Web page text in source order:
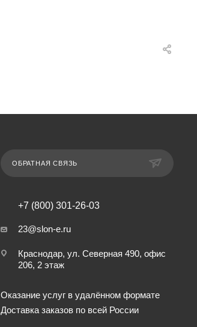
ОБРАТНАЯ СВЯЗЬ
+7 (800) 301-26-03
23@slon-e.ru
Краснодар, ул. Северная 490, офис
206, 2 этаж
Оказание услуг в удалённом формате
Доставка заказов по всей России